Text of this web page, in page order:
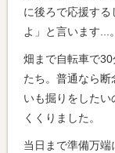
に後ろで応援す
よ」と言います...。
畑まで自転車で
たち。普通なら断
いも掘りをした
くくりました。
当日まで準備万